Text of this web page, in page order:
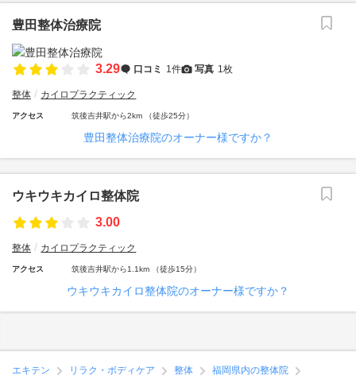
豊田整体治療院
3.29 口コミ 1件 写真 1枚
整体 カイロプラクティック
アクセス 筑後吉井駅から2km （徒歩25分）
豊田整体治療院のオーナー様ですか？
ウキウキカイロ整体院
3.00
整体 カイロプラクティック
アクセス 筑後吉井駅から1.1km （徒歩15分）
ウキウキカイロ整体院のオーナー様ですか？
エキテン リラク・ボディケア 整体
福岡県内の整体院